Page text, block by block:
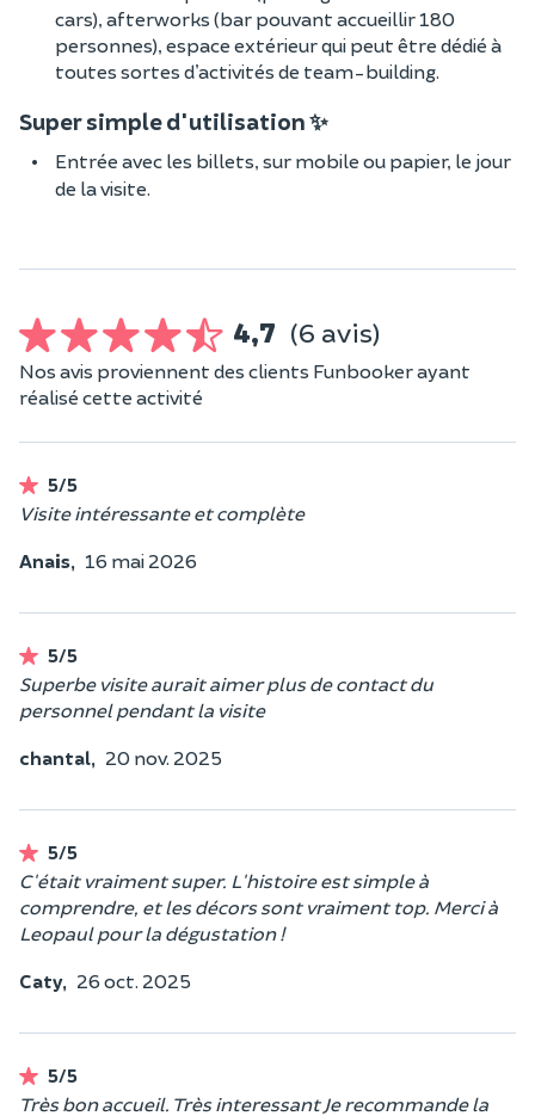
cars), afterworks (bar pouvant accueillir 180
personnes), espace extérieur qui peut être dédié à
toutes sortes d’activités de team-building.
Super simple d'utilisation ✨
Entrée avec les billets, sur mobile ou papier, le jour
de la visite.
4,7 (6 avis)
Nos avis proviennent des clients Funbooker ayant
réalisé cette activité
5/5
Visite intéressante et complète
Anais, 16 mai 2026
5/5
Superbe visite aurait aimer plus de contact du
personnel pendant la visite
chantal, 20 nov. 2025
5/5
C'était vraiment super. L'histoire est simple à
comprendre, et les décors sont vraiment top. Merci à
Leopaul pour la dégustation !
Caty, 26 oct. 2025
5/5
Très bon accueil. Très interessant Je recommande la